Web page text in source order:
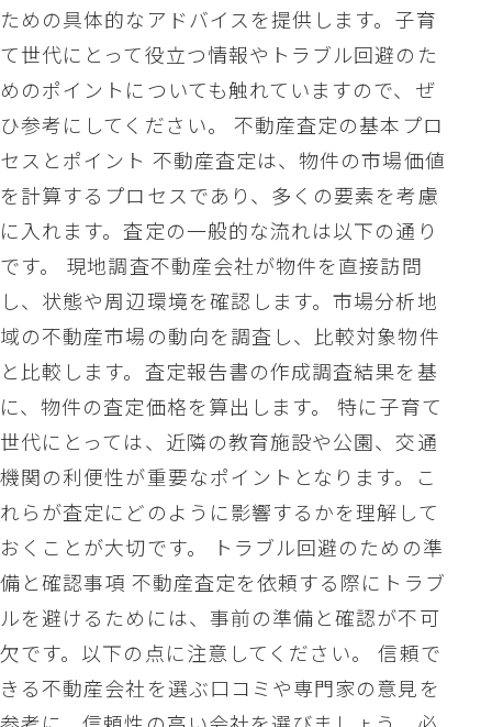
ための具体的なアドバイスを提供します。子育
て世代にとって役立つ情報やトラブル回避のた
めのポイントについても触れていますので、ぜ
ひ参考にしてください。 不動産査定の基本プロ
セスとポイント 不動産査定は、物件の市場価値
を計算するプロセスであり、多くの要素を考慮
に入れます。査定の一般的な流れは以下の通り
です。 現地調査不動産会社が物件を直接訪問
し、状態や周辺環境を確認します。市場分析地
域の不動産市場の動向を調査し、比較対象物件
と比較します。査定報告書の作成調査結果を基
に、物件の査定価格を算出します。 特に子育て
世代にとっては、近隣の教育施設や公園、交通
機関の利便性が重要なポイントとなります。こ
れらが査定にどのように影響するかを理解して
おくことが大切です。 トラブル回避のための準
備と確認事項 不動産査定を依頼する際にトラブ
ルを避けるためには、事前の準備と確認が不可
欠です。以下の点に注意してください。 信頼で
きる不動産会社を選ぶ口コミや専門家の意見を